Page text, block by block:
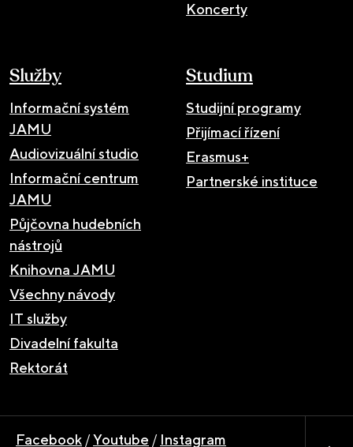
Koncerty
Služby
Informační systém
JAMU
Audiovizuální studio
Informační centrum
JAMU
Půjčovna hudebních
nástrojů
Knihovna JAMU
Všechny návody
IT služby
Divadelní fakulta
Rektorát
Studium
Studijní programy
Přijímací řízení
Erasmus+
Partnerské instituce
Facebook /Youtube / Instagram